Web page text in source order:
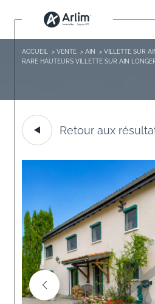
ACCUEIL VENTE AIN VILLETTE SUR
RARE HAUTEURS VILLETTE SUR AIN
Retour aux